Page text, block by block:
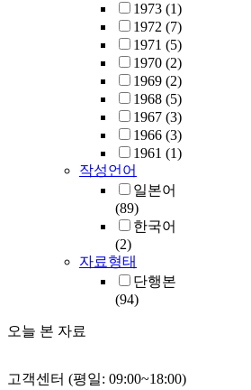
1973 (1)
1972 (7)
1971 (5)
1970 (2)
1969 (2)
1968 (5)
1967 (3)
1966 (3)
1961 (1)
작성언어
일본어
(89)
한국어
(2)
자료형태
단행본
(94)
오늘 본 자료
고객센터 (평일: 09:00~18:00)